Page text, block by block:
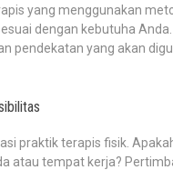
yang menggunakan
dengan kebutuha
pendekatan yang akan
praktik terapis fisik.
atau tempat kerja?